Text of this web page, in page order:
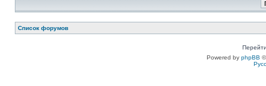
Список форумов
Powered by phpBB